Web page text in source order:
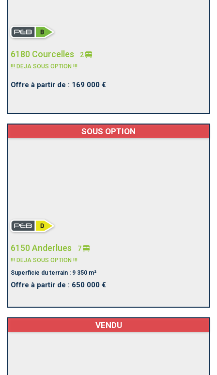
6180 Courcelles 2
!!! DEJA SOUS OPTION !!!
Offre à partir de : 169 000 €
SOUS OPTION
6150 Anderlues 7
!!! DEJA SOUS OPTION !!!
Superficie du terrain : 9 350 m²
Offre à partir de : 650 000 €
VENDU